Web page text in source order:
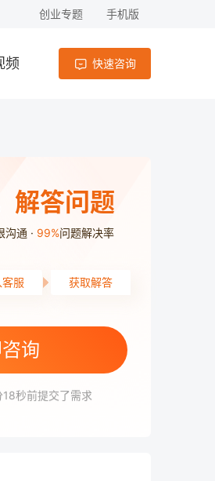
创业专题 手机版
频 快速咨询
解答问题
沟通 99%问题解决率
服 获取解答
询
27秒前提交了需求
3秒前提交了需求
秒前提交了需求
秒前提交了需求